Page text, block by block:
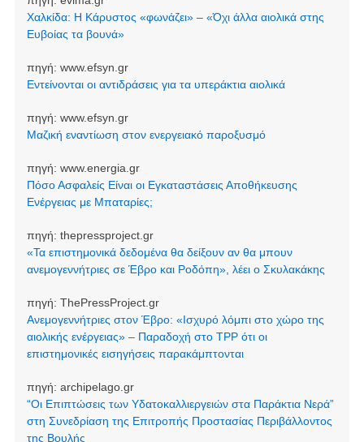
Χαλκίδα: Η Κάρυστος «φωνάζει» – «Όχι άλλα αιολικά στης
Ευβοίας τα βουνά»
πηγή: www.efsyn.gr
Εντείνονται οι αντιδράσεις για τα υπεράκτια αιολικά
πηγή: www.efsyn.gr
Μαζική εναντίωση στον ενεργειακό παροξυσμό
πηγή: www.energia.gr
Πόσο Ασφαλείς Είναι οι Εγκαταστάσεις Αποθήκευσης
Ενέργειας με Μπαταρίες;
πηγή: thepressproject.gr
«Τα επιστημονικά δεδομένα θα δείξουν αν θα μπουν
ανεμογεννήτριες σε Έβρο και Ροδόπη», λέει ο Σκυλακάκης
πηγή: ThePressProject.gr
Ανεμογεννήτριες στον Έβρο: «Ισχυρό λόμπι στο χώρο της
αιολικής ενέργειας» – Παραδοχή στο TPP ότι οι
επιστημονικές εισηγήσεις παρακάμπτονται
πηγή: archipelago.gr
“Οι Επιπτώσεις των Υδατοκαλλιεργειών στα Παράκτια Νερά”
στη Συνεδρίαση της Επιτροπής Προστασίας Περιβάλλοντος
της Βουλής